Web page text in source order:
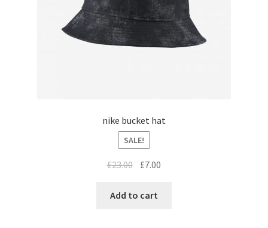
nike bucket hat
SALE!
£23.00 £7.00
Add to cart